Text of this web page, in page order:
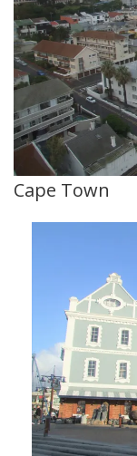
Cape Town